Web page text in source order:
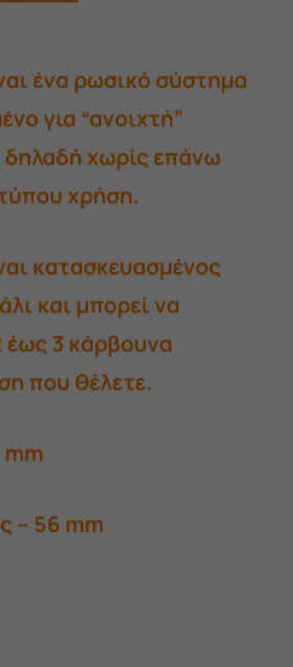
ένα ρωσικό σύστημα
για “ανοιχτή”
χωρίς επάνω
χρήση.
κατασκευασμένος
και μπορεί να
έως 3 κάρβουνα
που θέλετε.
mm
– 56 mm